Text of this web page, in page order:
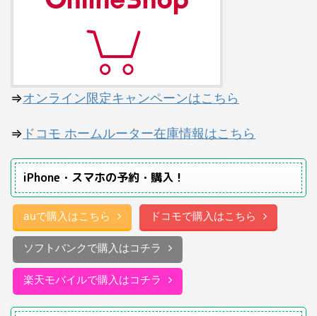
⇒オンライン限定キャンペーンはこちら
⇒ ドコモ ホームルーター在庫情報はこちら
iPhone・スマホの予約・購入！
auで購入はこちら ドコモで購入はこちら
ソフトバンクで購入はコチラ
楽天モバイルで購入はコチラ